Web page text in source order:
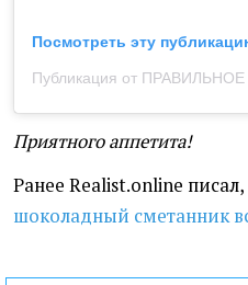
Посмотреть эту
Приятного аппетита!
Ранее Realist.online писал,
шоколадный сметанник